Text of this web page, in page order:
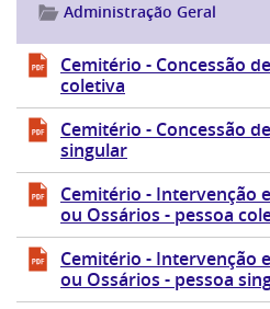
Administração Geral
Cemitério - Concessão
coletiva
Cemitério - Concessão
singular
Cemitério - Intervenção
ou Ossários - pessoa
Cemitério - Intervenção
ou Ossários - pessoa